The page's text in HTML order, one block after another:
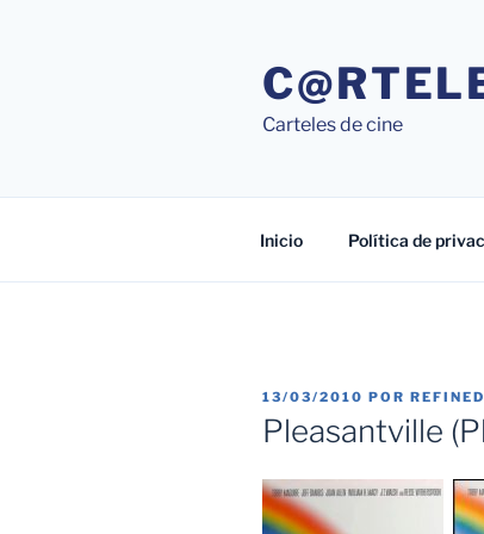
Carteles de cine
Inicio Política de
PUBLICADO
EL
13/03/2010 POR
Pleasantville